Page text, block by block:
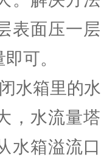
表面压一
可。
水箱里的
，水流量
水箱溢流